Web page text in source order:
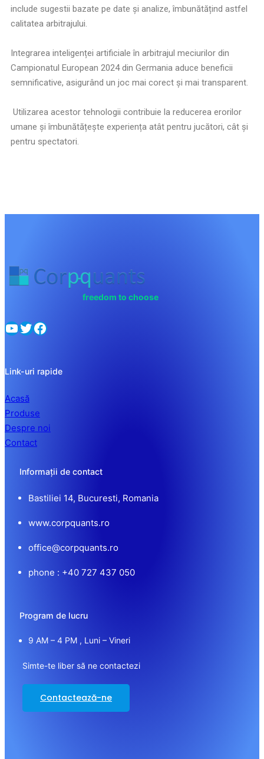
include sugestii bazate pe date și analize, îmbunătățind astfel
calitatea arbitrajului.
Integrarea inteligenței artificiale în arbitrajul meciurilor din
Campionatul European 2024 din Germania aduce beneficii
semnificative, asigurând un joc mai corect și mai transparent.
Utilizarea acestor tehnologii contribuie la reducerea erorilor
umane și îmbunătățește experiența atât pentru jucători, cât și
pentru spectatori.
freedom to choose
Link-uri rapide
Acasă
Produse
Despre noi
Contact
Informații de contact
Bastiliei 14, Bucuresti, Romania
www.corpquants.ro
office@corpquants.ro
phone : +40 727 437 050
Program de lucru
9 AM – 4 PM , Luni – Vineri
Simte-te liber să ne contactezi
Contactează-ne